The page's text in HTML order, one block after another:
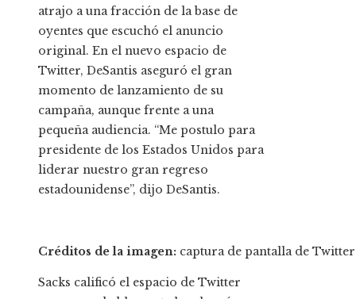
atrajo a una fracción de la base de
oyentes que escuchó el anuncio
original. En el nuevo espacio de
Twitter, DeSantis aseguró el gran
momento de lanzamiento de su
campaña, aunque frente a una
pequeña audiencia. “Me postulo para
presidente de los Estados Unidos para
liderar nuestro gran regreso
estadounidense”, dijo DeSantis.
Créditos de la imagen: captura de pantalla de Twitter
Sacks calificó el espacio de Twitter